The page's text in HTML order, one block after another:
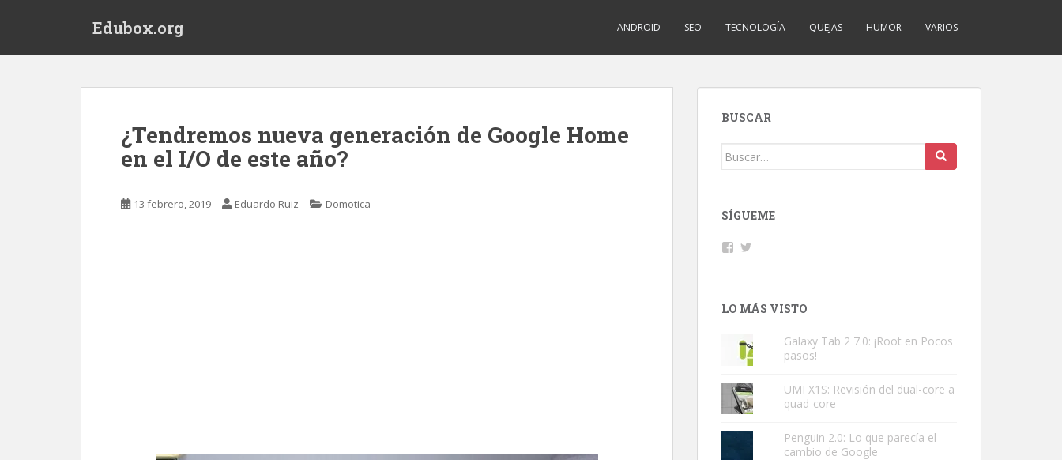
Edubox.org ANDROID SEO TECNOLOGÍA QUEJAS HUMOR VARIOS
¿Tendremos nueva generación de Google Home
en el I/O de este año?
13 febrero, 2019 Eduardo Ruiz Domotica
BUSCAR
Buscar:
SÍGUEME
Facebook
LO MÁS VISTO
Galaxy Tab 2 7.0: ¡Root en Pocos
pasos!
UMI X1S: Revisión del dual-core a
quad-core
Penguin 2.0: Lo que parecía el
cambio de Google